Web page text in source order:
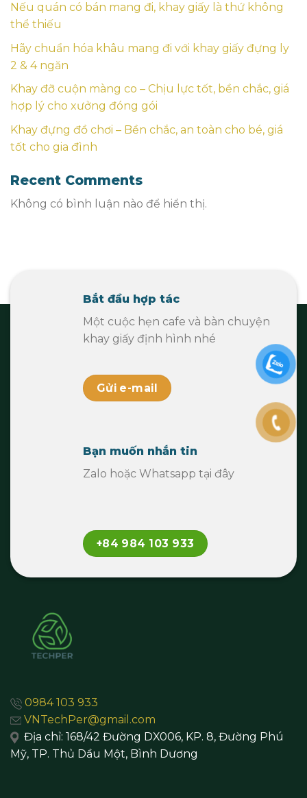
Nếu quán có bán mang đi, khay giấy là thứ không
thể thiếu
Hãy chuẩn hóa khâu mang đi với khay giấy đựng ly
2 & 4 ngăn
Khay đỡ cuộn màng co – Chịu lực tốt, bền chắc, giá
hợp lý cho xưởng đóng gói
Khay đựng đồ chơi – Bền chắc, an toàn cho bé, giá
tốt cho gia đình
Recent Comments
Không có bình luận nào để hiển thị.
Bắt đầu hợp tác
Một cuộc hẹn cafe và bàn chuyện
khay giấy định hình nhé
Gửi e-mail
Bạn muốn nhắn tin
Zalo hoặc Whatsapp tại đây
+84 984 103 933
0984 103 933
VNTechPer@gmail.com
Địa chỉ: 168/42 Đường DX006, KP. 8, Đường Phú
Mỹ, TP. Thủ Dầu Một, Bình Dương